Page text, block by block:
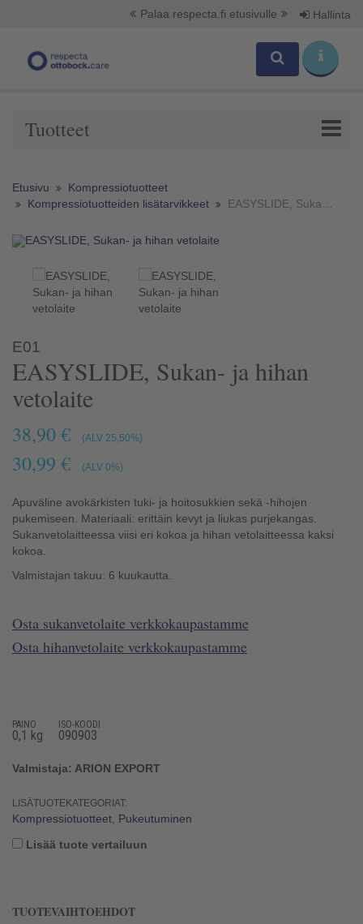
Palaa respecta.fi etusivulle Hallinta
Tuotteet
Etusivu
Kompressiotuotteet
Kompressiotuotteiden lisätarvikkeet
EASYSLIDE, Sukan- ja hihan vetolaite
E01
EASYSLIDE, Sukan- ja hihan
vetolaite
38,90 € (ALV 25,50%)
30,99 € (ALV 0%)
Apuväline avokärkisten tuki- ja hoitosukkien sekä -hihojen
pukemiseen. Materiaali: erittäin kevyt ja liukas purjekangas.
Sukanvetolaitteessa viisi eri kokoa ja hihan vetolaitteessa kaksi
kokoa.
Valmistajan takuu: 6 kuukautta.
Osta sukanvetolaite verkkokaupastamme
Osta hihanvetolaite verkkokaupastamme
PAINO
0,1 kg
ISO-KOODI
090903
Valmistaja: ARION EXPORT
LISÄTUOTEKATEGORIAT:
Kompressiotuotteet Pukeutuminen
Lisää tuote vertailuun
TUOTEVAIHTOEHDOT